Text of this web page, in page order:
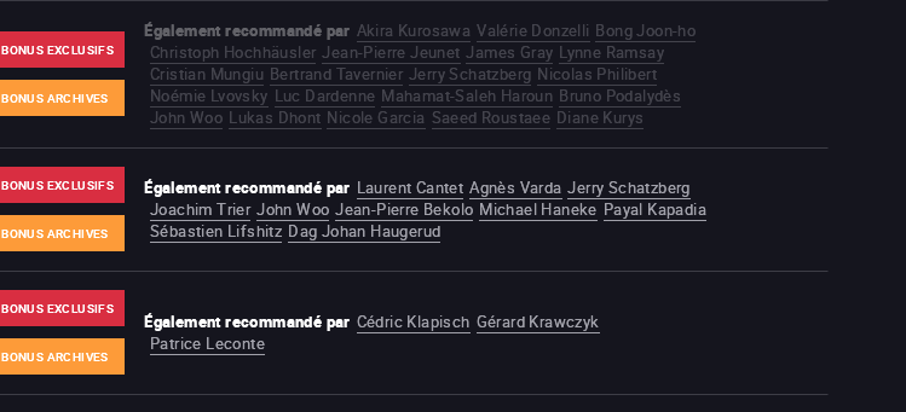
BONUS EXCLUSIFS
BONUS ARCHIVES
Également recommandé par Akira Kurosawa Valérie Donzelli Bong Joon-ho
Christoph Hochhäusler Jean-Pierre Jeunet James Gray Lynne Ramsay
Cristian Mungiu Bertrand Tavernier Jerry Schatzberg Nicolas Philibert
Noémie Lvovsky Luc Dardenne Mahamat-Saleh Haroun Bruno Podalydès
John Woo Lukas Dhont Nicole Garcia Saeed Roustaee Diane Kurys
BONUS EXCLUSIFS
BONUS ARCHIVES
Également recommandé par Laurent Cantet Agnès Varda Jerry Schatzberg
Joachim Trier John Woo Jean-Pierre Bekolo Michael Haneke Payal Kapadia
Sébastien Lifshitz Dag Johan Haugerud
BONUS EXCLUSIFS
BONUS ARCHIVES
Également recommandé par Cédric Klapisch Gérard Krawczyk
Patrice Leconte